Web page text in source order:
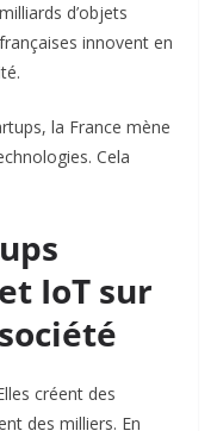
d’objets
innovent en
la France mène
Cela
IoT sur
créent des
des milliers. En